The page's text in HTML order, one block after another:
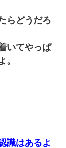
らどうだろ
いてやっぱ
。
識はあるよ